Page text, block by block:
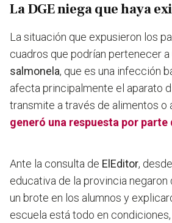
La DGE niega que haya
La situación que expusieron los
cuadros que podrían pertenecer
salmonela, que es una infección
afecta principalmente el aparato
transmite a través de alimentos o
generó una respuesta por parte
Ante la consulta de ElEditor,
educativa de la provincia negaron
un brote en los alumnos y
escuela está todo en